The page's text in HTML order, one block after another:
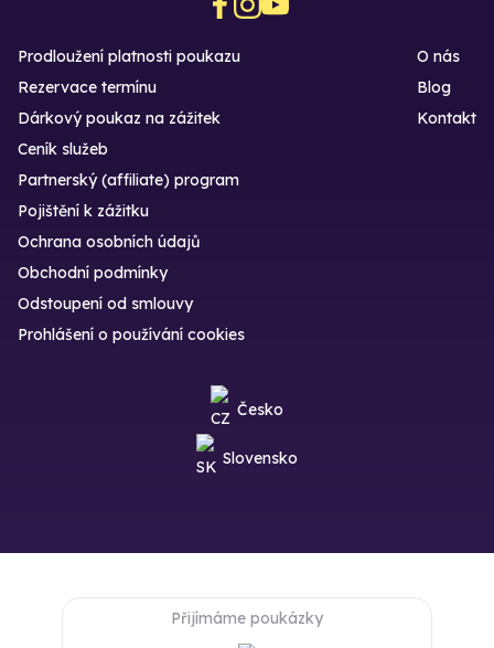
Prodloužení platnosti poukazu
Rezervace termínu
Dárkový poukaz na zážitek
O nás
Blog
Kontakt
Ceník služeb
Partnerský (affiliate) program
Pojištění k zážitku
Ochrana osobních údajů
Obchodní podmínky
Odstoupení od smlouvy
Prohlášení o používání cookies
Česko
Slovensko
Přijímáme poukázky